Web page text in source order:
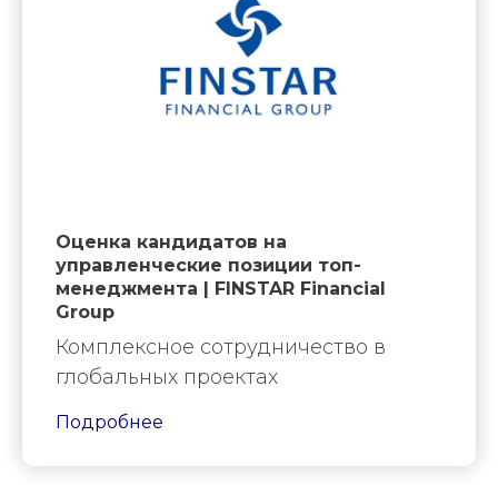
Оценка кандидатов на
управленческие позиции топ-
менеджмента | FINSTAR Financial
Group
Комплексное сотрудничество в
глобальных проектах
Подробнее